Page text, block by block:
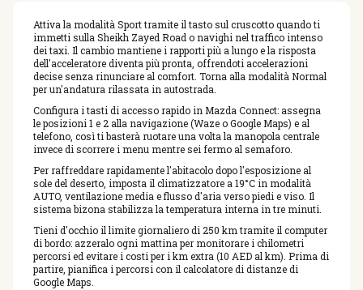
Attiva la modalità Sport tramite il tasto sul cruscotto quando ti
immetti sulla Sheikh Zayed Road o navighi nel traffico intenso
dei taxi. Il cambio mantiene i rapporti più a lungo e la risposta
dell'acceleratore diventa più pronta, offrendoti accelerazioni
decise senza rinunciare al comfort. Torna alla modalità Normal
per un'andatura rilassata in autostrada.
Configura i tasti di accesso rapido in Mazda Connect: assegna
le posizioni 1 e 2 alla navigazione (Waze o Google Maps) e al
telefono, così ti basterà ruotare una volta la manopola centrale
invece di scorrere i menu mentre sei fermo al semaforo.
Per raffreddare rapidamente l'abitacolo dopo l'esposizione al
sole del deserto, imposta il climatizzatore a 19°C in modalità
AUTO, ventilazione media e flusso d'aria verso piedi e viso. Il
sistema bizona stabilizza la temperatura interna in tre minuti.
Tieni d'occhio il limite giornaliero di 250 km tramite il computer
di bordo: azzeralo ogni mattina per monitorare i chilometri
percorsi ed evitare i costi per i km extra (10 AED al km). Prima di
partire, pianifica i percorsi con il calcolatore di distanze di
Google Maps.